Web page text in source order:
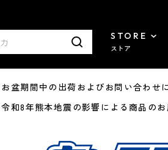
STORE
ストア
期間中の出荷およびお問い合わせ
8年熊本地震の影響による商品のお